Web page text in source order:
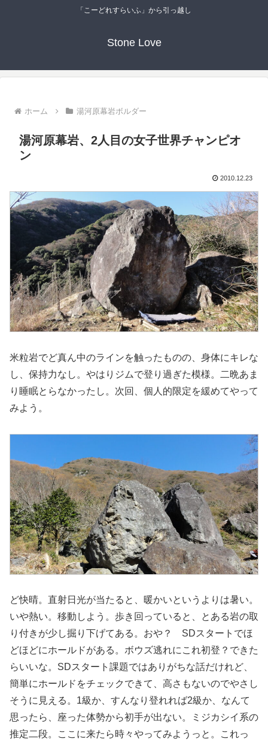
「こーどれすらいふ」から引っ越し
Stone Love
ホーム 湯河原幕岩ボルダー
湯河原幕岩、2人目の女子世界チャンピオ
ン
2010.12.23
米粒岩でど真ん中のラインを触ったものの、身体にキレな
し、保持力なし。やはりジムで登り過ぎた模様。二晩あま
り睡眠とらなかったし。次回、個人的限定を緩めてやって
みよう。
ど快晴。直射日光が当たると、暖かいというよりは暑い。
いや熱い。移動しよう。歩き回っていると、とある岩の取
り付きが少し掘り下げてある。おや？ SDスタートでほ
どほどにホールドがある。ボウズ逃れにこれ初登？できた
らいいな。SDスタート課題ではありがちな話だけれど、
簡単にホールドをチェックできて、高さもないのでやさし
そうに見える。1級か、すんなり登れれば2級か、なんて
思ったら、座った体勢から初手が出ない。ミジカシイ系の
推定二段。ここに来たら時々やってみようっと。これっ